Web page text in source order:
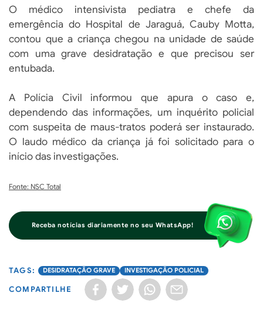
O médico intensivista pediatra e chefe da
emergência do Hospital de Jaraguá, Cauby Motta,
contou que a criança chegou na unidade de saúde
com uma grave desidratação e que precisou ser
entubada.
A Polícia Civil informou que apura o caso e,
dependendo das informações, um inquérito policial
com suspeita de maus-tratos poderá ser instaurado.
O laudo médico da criança já foi solicitado para o
início das investigações.
Fonte: NSC Total
Receba notícias diariamente no seu WhatsApp!
DESIDRATAÇÃO GRAVE INVESTIGAÇÃO POLICIAL
COMPARTILHE